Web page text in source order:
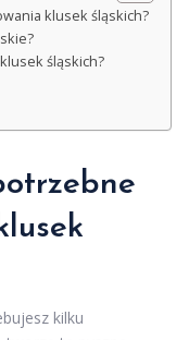
klusek śląskich?
śląskich?
kilku